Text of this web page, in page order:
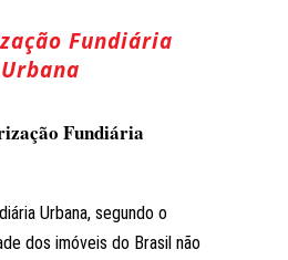
Fundiária
Urbana
Fundiária
Urbana, segundo o
dos imóveis do Brasil não